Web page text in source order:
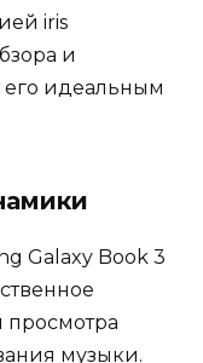
iris
и
его идеальным
Galaxy Book 3
просмотра
музыки.